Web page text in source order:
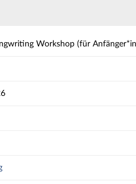
- Details
Workshop (für